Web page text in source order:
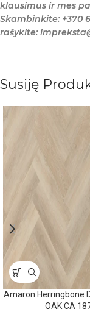
klausimus ir mes
Skambinkite: +370
rašykite:
Susiję
Amaron Herringbone
OAK CA